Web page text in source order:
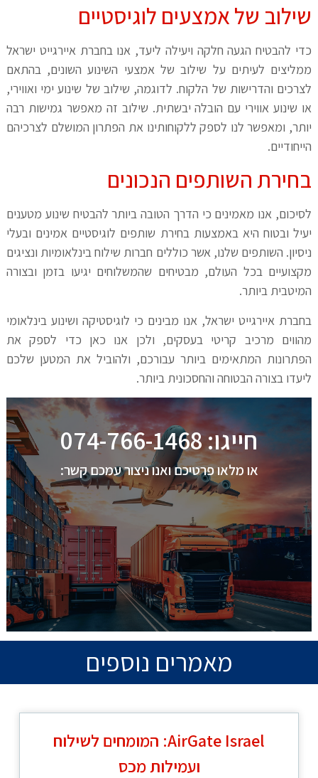
שילוב של אמצעים לוגיסטיים
כדי להבטיח הגעה חלקה ויעילה ליעד, אנו בחברת איירגייט ישראל
ממליצים לעיתים על שילוב של אמצעי השינוע השונים, בהתאם
לצרכים והדרישות של הלקוח. לדוגמה, שילוב של שינוע ימי ואווירי,
או שינוע אווירי עם הובלה יבשתית. שילוב זה מאפשר גמישות רבה
יותר, ומאפשר לנו לספק ללקוחותינו את הפתרון המושלם לצרכיהם
הייחודיים.
בחירת השותפים הנכונים
לסיכום, אנו מאמינים כי הדרך הטובה ביותר להבטיח שינוע מטענים
יעיל ובטוח היא באמצעות בחירת שותפים לוגיסטיים אמינים ובעלי
ניסיון. השותפים שלנו, אשר כוללים חברות שילוח בינלאומיות ונציגים
מקצועיים בכל העולם, מבטיחים שהמשלוחים יגיעו בזמן ובצורה
המיטבית ביותר.
בחברת איירגייט ישראל, אנו מבינים כי לוגיסטיקה ושינוע בינלאומי
מהווים מרכיב קריטי בעסקים, ולכן אנו כאן כדי לספק את
הפתרונות המתאימים ביותר עבורכם, ולהוביל את המטען שלכם
ליעדו בצורה הבטוחה והחסכונית ביותר.
חייגו: 074-766-1468
או מלאו פרטיכם ואנו ניצור עמכם קשר:
מאמרים נוספים
AirGate Israel: המומחים לשילוח
ועמילות מכס